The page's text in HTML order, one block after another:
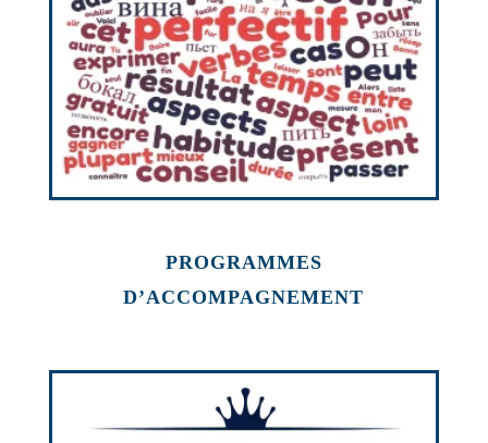
PROGRAMMES
D’ACCOMPAGNEMENT